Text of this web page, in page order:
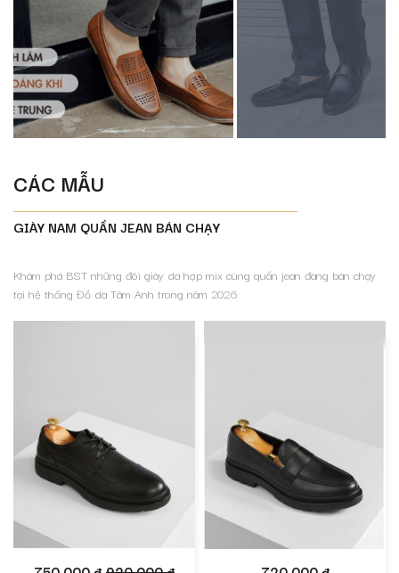
CÁC MẪU
GIÀY NAM QUẦN JEAN BÁN CHẠY
Khám phá BST những đôi giày da hợp mix cùng quần jean đang bán chạy
tại hệ thống Đồ da Tâm Anh trong năm 2026